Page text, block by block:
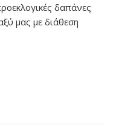
δαπάνες
μας με διάθεση